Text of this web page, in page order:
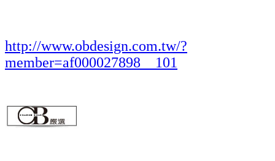
http://www.obdesign.com.tw/?
member=af000027898__101